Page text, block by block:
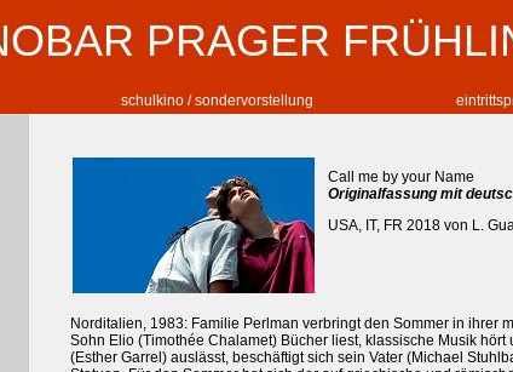
PRAGER
schulkino / sondervorstellung
Call me by your Name
Originalfassung mit
USA, IT, FR 2018 von L.
Norditalien, 1983: Familie Perlman verbringt den Sommer in ihrer
Sohn Elio (Timothée Chalamet) Bücher liest, klassische Musik
(Esther Garrel) auslässt, beschäftigt sich sein Vater (Michael